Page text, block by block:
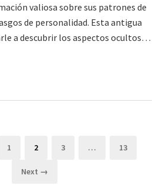
valiosa sobre sus patrones de
de personalidad. Esta antigua
a descubrir los aspectos ocultos…
Page
1 Page
2 Page
3 … Page
13
Next →